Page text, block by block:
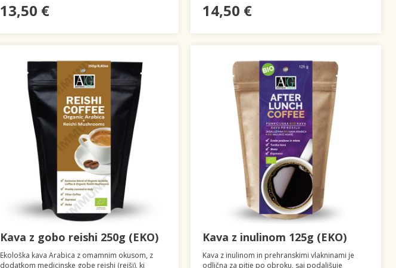
13,50 € 14,50 €
Kava z gobo reishi 250g (EKO)
Ekološka kava Arabica z omamnim okusom, z
dodatkom medicinske gobe reishi (reiši), ki
Kava z inulinom 125g (EKO)
Kava z inulinom in prehranskimi vlakninami je
odlična za pitje po obroku, saj podaljšuje